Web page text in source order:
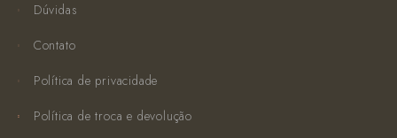
Dúvidas
Contato
Política de privacidade
Política de troca e devolução